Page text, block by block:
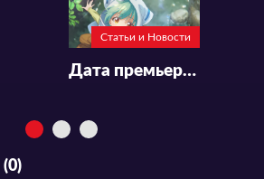
Статьи и Новости
Дата премьеры и новый постер аниме «Saijaku Tamer wa Gomi Hiroi no Tabi wo Hajimemashita»